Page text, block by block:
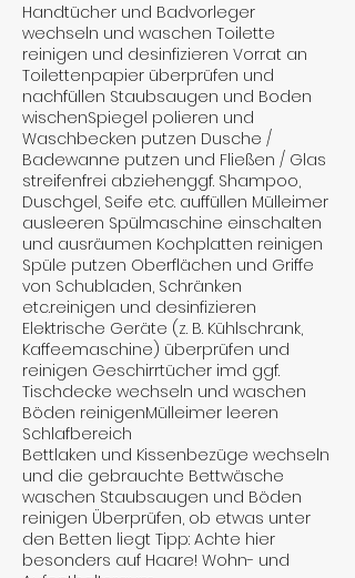
Handtücher und Badvorleger
wechseln und waschen Toilette
reinigen und desinfizieren Vorrat an
Toilettenpapier überprüfen und
nachfüllen Staubsaugen und Boden
wischenSpiegel polieren und
Waschbecken putzen Dusche /
Badewanne putzen und Fließen / Glas
streifenfrei abziehenggf. Shampoo,
Duschgel, Seife etc. auffüllen Mülleimer
ausleeren Spülmaschine einschalten
und ausräumen Kochplatten reinigen
Spüle putzen Oberflächen und Griffe
von Schubladen, Schränken
etc.reinigen und desinfizieren
Elektrische Geräte (z. B. Kühlschrank,
Kaffeemaschine) überprüfen und
reinigen Geschirrtücher imd ggf.
Tischdecke wechseln und waschen
Böden reinigenMülleimer leeren
Schlafbereich
Bettlaken und Kissenbezüge wechseln
und die gebrauchte Bettwäsche
waschen Staubsaugen und Böden
reinigen Überprüfen, ob etwas unter
den Betten liegt Tipp: Achte hier
besonders auf Haare! Wohn- und